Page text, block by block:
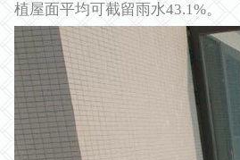
植屋面平均可截留雨水43.1%。